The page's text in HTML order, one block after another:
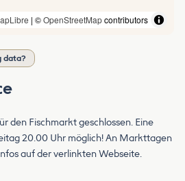
| ©OpenStreetMapcontributors
data?
den Fischmarkt geschlossen. Eine
20.00 Uhr möglich! An Markttagen
auf der verlinkten Webseite.